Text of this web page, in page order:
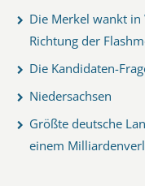
Die Merkel wankt
Richtung der
Die Kandidaten-
Niedersachsen
Größte deutsche
einem